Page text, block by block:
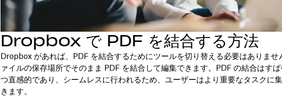
Dropbox で PDF を結合する方法
Dropbox があれば、PDF を結合するためにツールを切り替える必要はありませ
ァイルの保存場所でそのまま PDF を結合して編集できます。PDF の結合はす
つ直感的であり、シームレスに行われるため、ユーザーはより重要なタスクに
きます。